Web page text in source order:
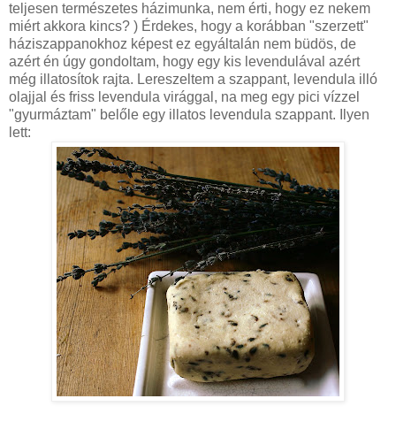
teljesen természetes házimunka, nem érti, hogy ez nekem
miért akkora kincs? ) Érdekes, hogy a korábban "szerzett"
háziszappanokhoz képest ez egyáltalán nem büdös, de
azért én úgy gondoltam, hogy egy kis levendulával azért
még illatosítok rajta. Lereszeltem a szappant, levendula illó
olajjal és friss levendula virággal, na meg egy pici vízzel
"gyurmáztam" belőle egy illatos levendula szappant. Ilyen
lett: